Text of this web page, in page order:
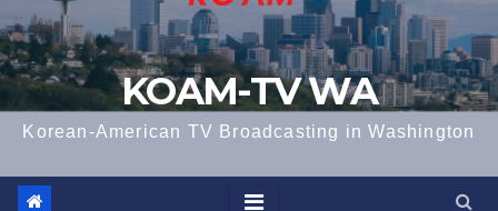
KOAM-TV WA
Korean-American TV Broadcasting in Washington